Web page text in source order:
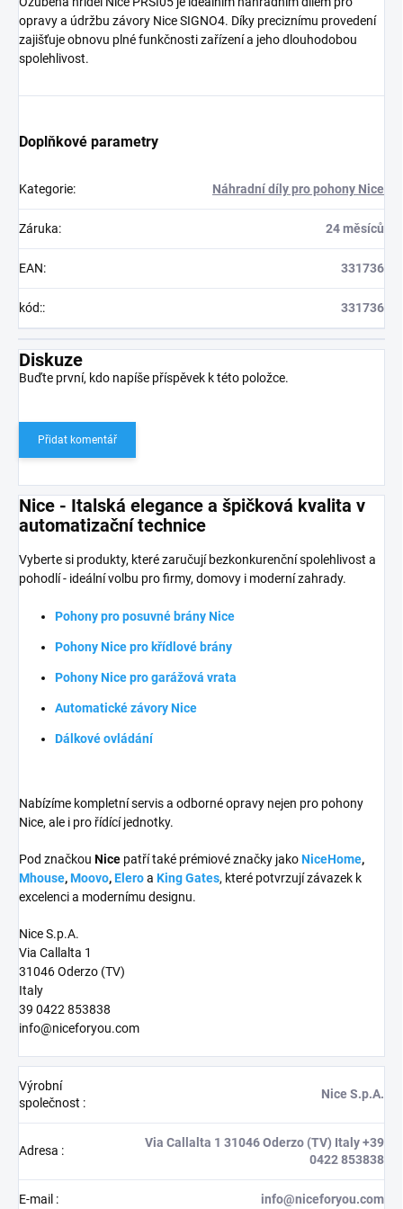
opravy a údržbu závory Nice SIGNO4. Díky preciznímu provedení
zajišťuje obnovu plné funkčnosti zařízení a jeho dlouhodobou
spolehlivost.
Doplňkové parametry
Kategorie: Náhradní díly pro pohony Nice
Záruka: 24 měsíců
EAN: 331736
kód:: 331736
Diskuze
Buďte první, kdo napíše příspěvek k této položce.
Přidat komentář
Nice - Italská elegance a špičková kvalita v
automatizační technice
Vyberte si produkty, které zaručují bezkonkurenční spolehlivost a
pohodlí - ideální volbu pro firmy, domovy i moderní zahrady.
Pohony pro posuvné brány Nice
Pohony Nice pro křídlové brány
Pohony Nice pro garážová vrata
Automatické závory Nice
Dálkové ovládání
Nabízíme kompletní servis a odborné opravy nejen pro pohony
Nice, ale i pro řídící jednotky.
Pod značkou Nice patří také prémiové značky jakoNiceHome,
Mhouse,Moovo,Eleroa King Gates, které potvrzují závazek k
excelenci a modernímu designu.
Nice S.p.A.
Via Callalta 1
31046 Oderzo (TV)
Italy
39 0422 853838
info@niceforyou.com
Výrobní
společnost :
Nice S.p.A.
Adresa :
Via Callalta 1 31046 Oderzo (TV) Italy +39
0422 853838
E-mail : info@niceforyou.com